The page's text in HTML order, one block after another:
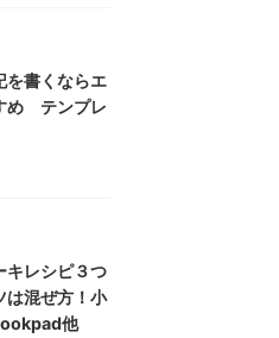
を書くならエ
め テンプレ
キレシピ３つ
は混ぜ方！小
他